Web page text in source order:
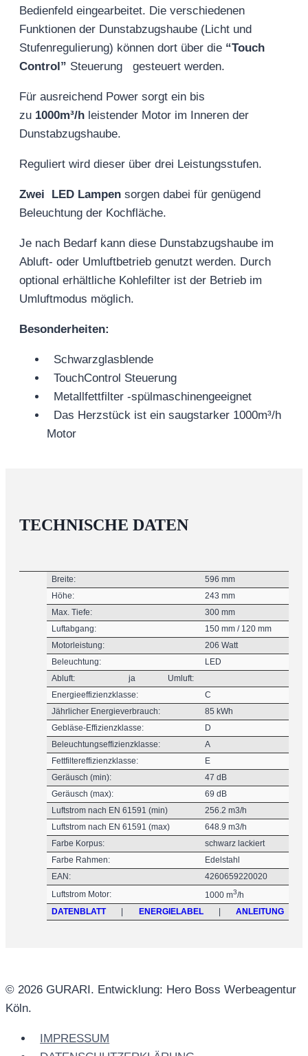
Bedienfeld eingearbeitet. Die verschiedenen
Funktionen der Dunstabzugshaube (Licht und
Stufenregulierung) können dort über die “Touch
Control” Steuerung gesteuert werden.
Für ausreichend Power sorgt ein bis
zu 1000m³/h leistender Motor im Inneren der
Dunstabzugshaube.
Reguliert wird dieser über drei Leistungsstufen.
Zwei LED Lampen sorgen dabei für genügend
Beleuchtung der Kochfläche.
Je nach Bedarf kann diese Dunstabzugshaube im
Abluft- oder Umluftbetrieb genutzt werden. Durch
optional erhältliche Kohlefilter ist der Betrieb im
Umluftmodus möglich.
Besonderheiten:
Schwarzglasblende
TouchControl Steuerung
Metallfettfilter -spülmaschinengeeignet
Das Herzstück ist ein saugstarker 1000m³/h
Motor
TECHNISCHE DATEN
Breite:
596 mm
Höhe:
243 mm
Max. Tiefe:
300 mm
Luftabgang:
150 mm / 120 mm
Motorleistung:
206 Watt
Beleuchtung:
LED
Abluft:
ja
Umluft:
Energieeffizienzklasse:
C
Jährlicher Energieverbrauch:
85 kWh
Gebläse-Effizienzklasse:
D
Beleuchtungseffizienzklasse:
A
Fettfiltereffizienzklasse:
E
Geräusch (min):
47 dB
Geräusch (max):
69 dB
Luftstrom nach EN 61591 (min)
256.2 m3/h
Luftstrom nach EN 61591 (max)
648.9 m3/h
Farbe Korpus:
schwarz lackiert
Farbe Rahmen:
Edelstahl
EAN:
4260659220020
Luftstrom Motor:
1000 m3/h
DATENBLATT
ENERGIELABEL ANLEITUNG
© 2026 GURARI. Entwicklung: Hero Boss Werbeagentur
Köln.
IMPRESSUM